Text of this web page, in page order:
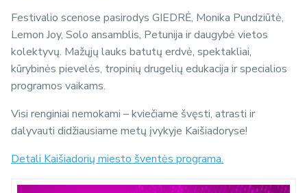
Festivalio scenose pasirodys GIEDRĖ, Monika Pundziūtė,
Lemon Joy, Solo ansamblis, Petunija ir daugybė vietos
kolektyvų. Mažųjų lauks batutų erdvė, spektakliai,
kūrybinės pievelės, tropinių drugelių edukacija ir specialios
programos vaikams.
Visi renginiai nemokami – kviečiame švęsti, atrasti ir
dalyvauti didžiausiame metų įvykyje Kaišiadoryse!
Detali Kaišiadorių miesto šventės programa.